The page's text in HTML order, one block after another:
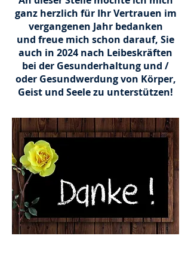
ganz herzlich für Ihr Vertrauen im
vergangenen Jahr bedanken
und freue mich schon darauf, Sie
auch in 2024 nach Leibeskräften
bei der Gesunderhaltung und /
oder Gesundwerdung von Körper,
Geist und Seele zu unterstützen!